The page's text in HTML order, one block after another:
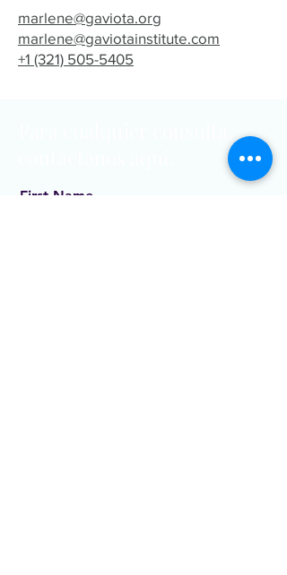
marlene@gaviota.org
marlene@gaviotainstitute.com
+1 (321) 505-5405
First Name